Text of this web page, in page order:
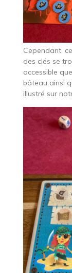
Cependant,
des clés se
accessible
bâteau ainsi
illustré sur